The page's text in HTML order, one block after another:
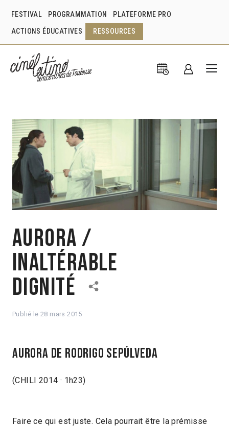
FESTIVAL PROGRAMMATION PLATEFORME PRO
ACTIONS ÉDUCATIVES RESSOURCES
Aurora /
Inaltérable
dignité
Publié le28 mars 2015
AURORA de RODRIGO SEPÚLVEDA
(CHILI 2014 · 1h23)
Faire ce qui est juste. Cela pourrait être la prémisse